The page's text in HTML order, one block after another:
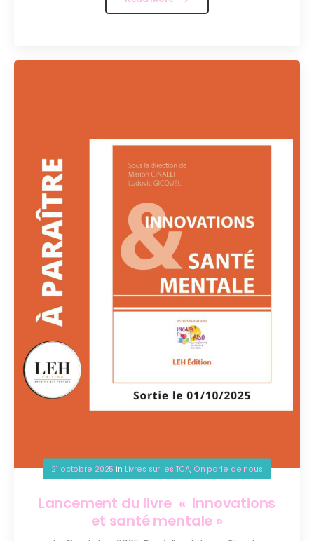
21 octobre 2025 in Livres sur les TCA, On parle de nous
Lancement du livre « Innovations
et santé mentale »